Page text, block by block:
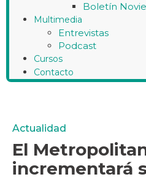
Boletín
Multimedia
Entrevistas
Podcast
Cursos
Contacto
Actualidad
El
incrementará